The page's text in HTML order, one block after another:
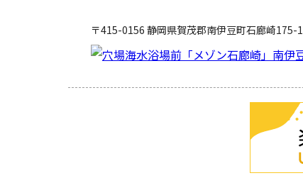
〒415-0156 静岡県賀茂郡南伊豆町石廊崎175-1